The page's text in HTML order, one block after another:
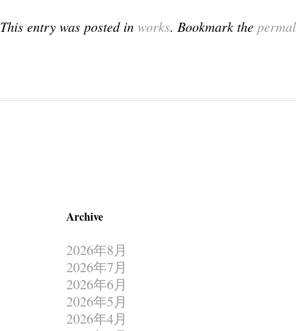
This entry was posted in works. Bookmark the
Archive
2026年8月
2026年7月
2026年6月
2026年5月
2026年4月